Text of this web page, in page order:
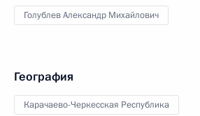
Голублев Александр Михайлович
География
Карачаево-Черкесская Республика